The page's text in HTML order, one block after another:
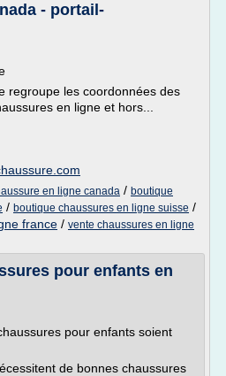
- portail-
regroupe les coordonnées des
en ligne et hors...
en ligne canada / boutique
/ boutique chaussures en ligne suisse /
france / vente chaussures en ligne
pour enfants en
pour enfants soient
de bonnes chaussures